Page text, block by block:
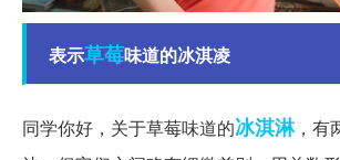
表示草莓味道的冰淇凌
同学你好，关于草莓味道的冰淇淋，有